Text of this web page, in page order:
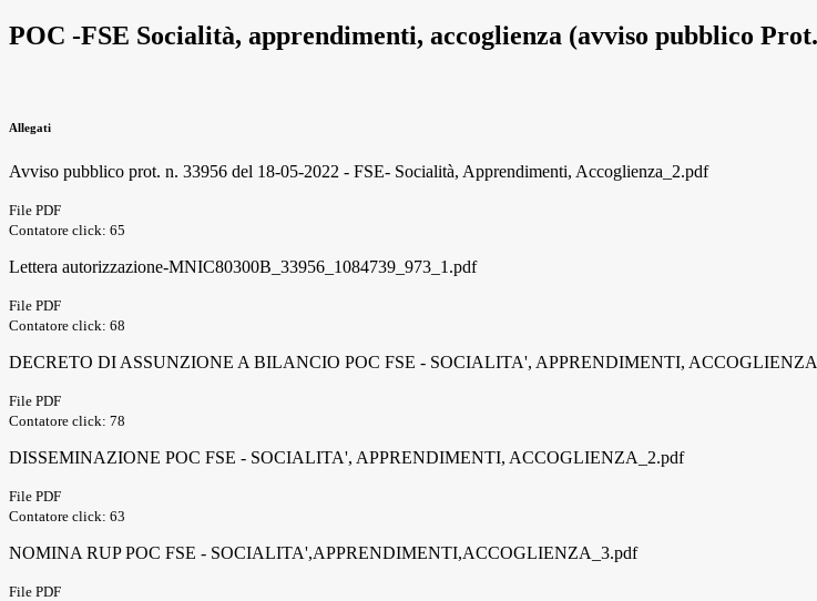
POC -FSE Socialità, apprendimenti, accoglienza (avviso pubblico
Allegati
Avviso pubblico prot. n. 33956 del 18-05-2022 - FSE- Socialità, Apprendimenti, Accoglienza_2.pdf
File PDF
Contatore click: 65
Lettera autorizzazione-MNIC80300B_33956_1084739_973_1.pdf
File PDF
Contatore click: 68
DECRETO DI ASSUNZIONE A BILANCIO POC FSE - SOCIALITA', APPRENDIMENTI,
File PDF
Contatore click: 78
DISSEMINAZIONE POC FSE - SOCIALITA', APPRENDIMENTI, ACCOGLIENZA_2.pdf
File PDF
Contatore click: 63
NOMINA RUP POC FSE - SOCIALITA',APPRENDIMENTI,ACCOGLIENZA_3.pdf
File PDF